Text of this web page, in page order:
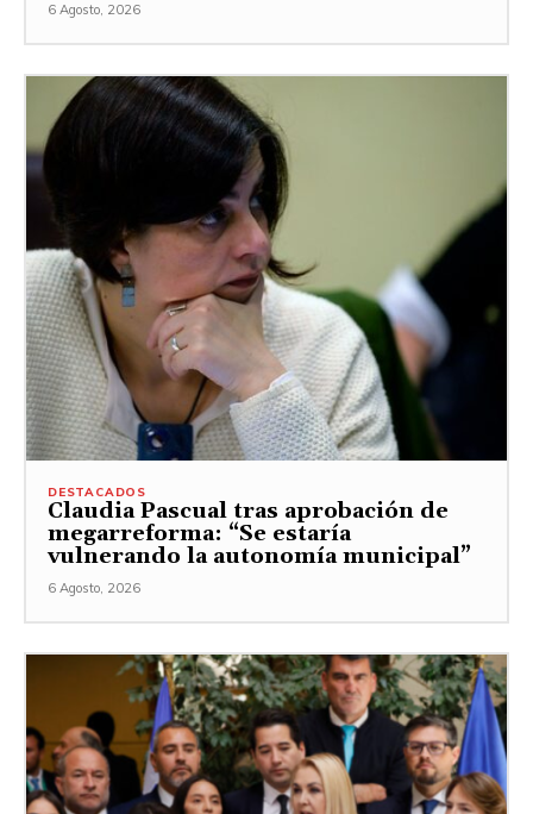
6 Agosto, 2026
DESTACADOS
Claudia Pascual tras aprobación de
megarreforma: “Se estaría
vulnerando la autonomía municipal”
6 Agosto, 2026